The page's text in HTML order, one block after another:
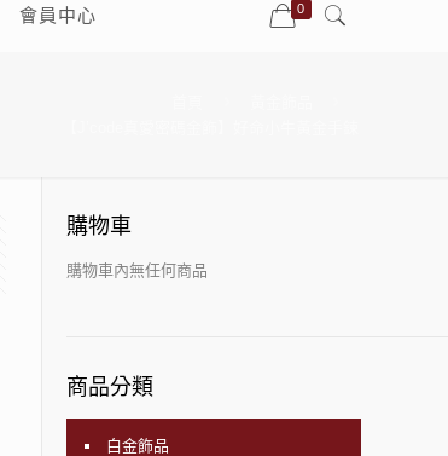
會員中心 0
購物車
購物車內無任何商品
商品分類
白金飾品